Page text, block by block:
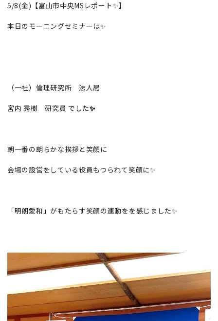
5/8(金)【富山市中央MSレポート✨】
本日のモーニングセミナーは✨
（一社）倫理研究所 法人局
宮内 秀樹研究員 でした✨
朝一番の朗らかな挨拶と笑顔に
会場の設営をしている役員もつられて笑顔に✨
「明朗愛和」がもたらす笑顔の連動をを感じました✨